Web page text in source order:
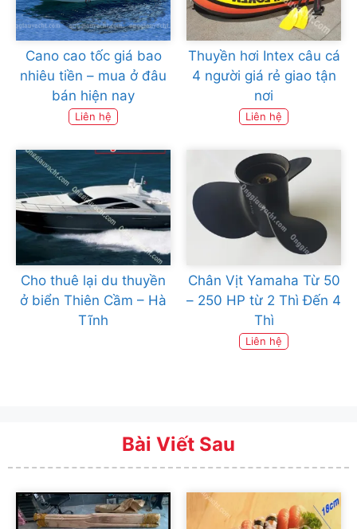
Cano cao tốc giá bao
nhiêu tiền – mua ở đâu
bán hiện nay
Liên hệ
Thuyền hơi Intex câu cá
4 người giá rẻ giao tận
nơi
Liên hệ
Cho thuê lại du thuyền
ở biển Thiên Cầm – Hà
Tĩnh
Chân Vịt Yamaha Từ 50
– 250 HP từ 2 Thì Đến 4
Thì
Liên hệ
Bài Viết Sau